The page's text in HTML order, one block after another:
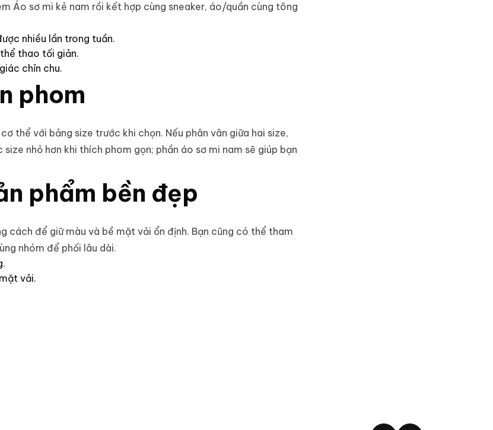
Áo sơ mi kẻ nam rồi kết hợp cùng sneaker, áo/quần cùng tông
nhiều lần trong tuần.
thao tối giản.
chỉn chu.
phom
thể với bảng size trước khi chọn. Nếu phân vân giữa hai size,
nhỏ hơn khi thích phom gọn; phần áo sơ mi nam sẽ giúp bạn
phẩm bền đẹp
cách để giữ màu và bề mặt vải ổn định. Bạn cũng có thể tham
nhóm để phối lâu dài.
vải.